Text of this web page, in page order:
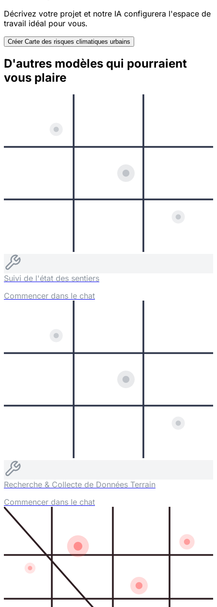
Décrivez votre projet et notre IA configurera l'espace de
travail idéal pour vous.
Créer Carte des risques climatiques urbains
D'autres modèles qui pourraient
vous plaire
Suivi de l'état des sentiers
Commencer dans le chat
Recherche & Collecte de Données Terrain
Commencer dans le chat